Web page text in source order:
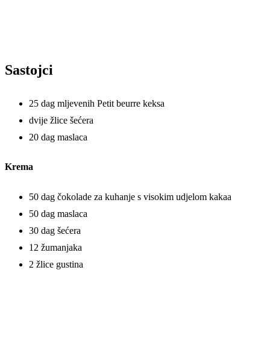
Sastojci
25 dag mljevenih Petit beurre keksa
dvije žlice šećera
20 dag maslaca
Krema
50 dag čokolade za kuhanje s visokim udjelom kakaa
50 dag maslaca
30 dag šećera
12 žumanjaka
2 žlice gustina